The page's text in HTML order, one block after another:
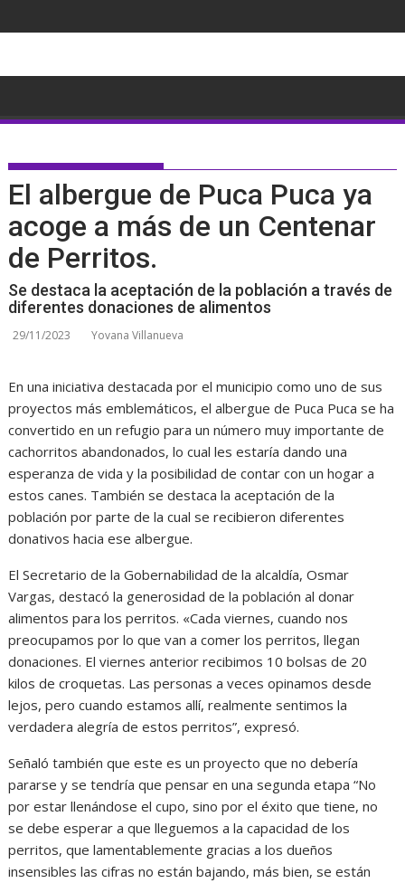
al
El albergue de Puca Puca ya
acoge a más de un Centenar
de Perritos.
Se destaca la aceptación de la población a través de
diferentes donaciones de alimentos
29/11/2023 Yovana Villanueva
En una iniciativa destacada por el municipio como uno de sus
proyectos más emblemáticos, el albergue de Puca Puca se ha
convertido en un refugio para un número muy importante de
cachorritos abandonados, lo cual les estaría dando una
esperanza de vida y la posibilidad de contar con un hogar a
estos canes. También se destaca la aceptación de la
población por parte de la cual se recibieron diferentes
donativos hacia ese albergue.
El Secretario de la Gobernabilidad de la alcaldía, Osmar
Vargas, destacó la generosidad de la población al donar
alimentos para los perritos. «Cada viernes, cuando nos
preocupamos por lo que van a comer los perritos, llegan
donaciones. El viernes anterior recibimos 10 bolsas de 20
kilos de croquetas. Las personas a veces opinamos desde
lejos, pero cuando estamos allí, realmente sentimos la
verdadera alegría de estos perritos”, expresó.
Señaló también que este es un proyecto que no debería
pararse y se tendría que pensar en una segunda etapa “No
por estar llenándose el cupo, sino por el éxito que tiene, no
se debe esperar a que lleguemos a la capacidad de los
perritos, que lamentablemente gracias a los dueños
insensibles las cifras no están bajando, más bien, se están